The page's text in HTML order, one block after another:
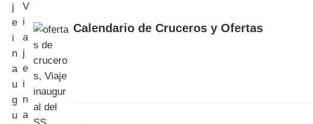
Calendario de Cruceros y Ofertas